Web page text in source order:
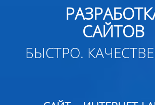
САЙТОВ
БЫСТРО.